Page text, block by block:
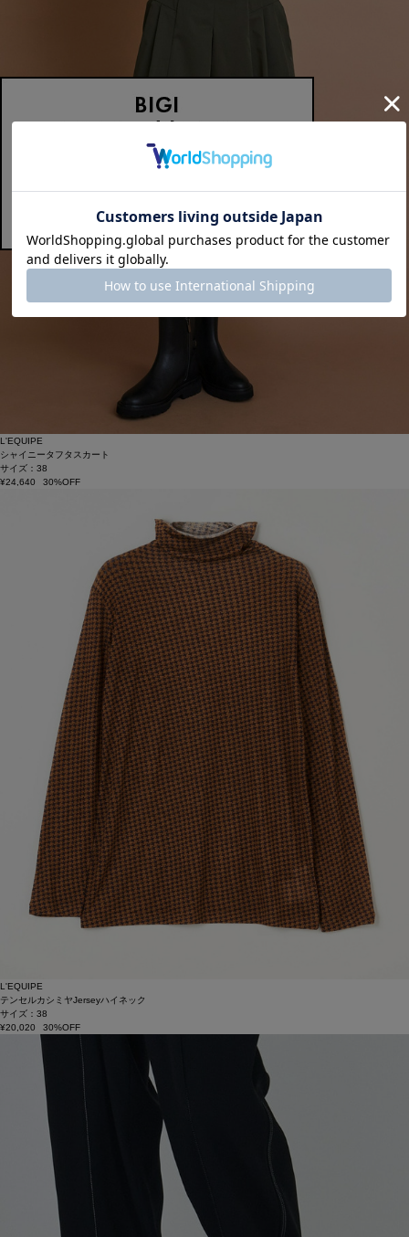
L'EQUIPE
シャイニータフタスカート
サイズ：38
¥24,640
30%OFF
L'EQUIPE
テンセルカシミヤJerseyハイネック
サイズ：38
¥20,020
30%OFF